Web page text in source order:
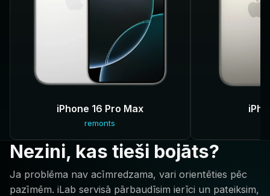
iPhone 16 Pro Max
remonts
Nezini, kas tieši bojāts?
Ja problēma nav acīmredzama, vari orientēties pēc
pazīmēm. iLab servisā pārbaudīsim ierīci un pateiksim,